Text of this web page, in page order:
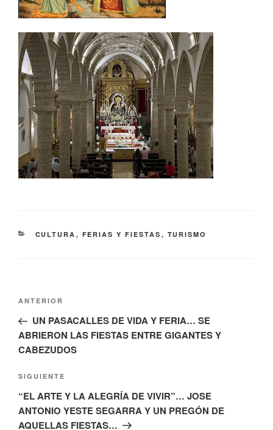
CATEGORÍAS
CULTURA , FERIAS Y FIESTAS , TURISMO
Navegación
entradas
Entrada
anterior:
ANTERIOR
UN PASACALLES DE VIDA Y FERIA… SE
ABRIERON LAS FIESTAS ENTRE GIGANTES Y
CABEZUDOS
Siguiente
entrada
SIGUIENTE
“EL ARTE Y LA ALEGRÍA DE VIVIR”… JOSE
ANTONIO YESTE SEGARRA Y UN PREGÓN DE
AQUELLAS FIESTAS…